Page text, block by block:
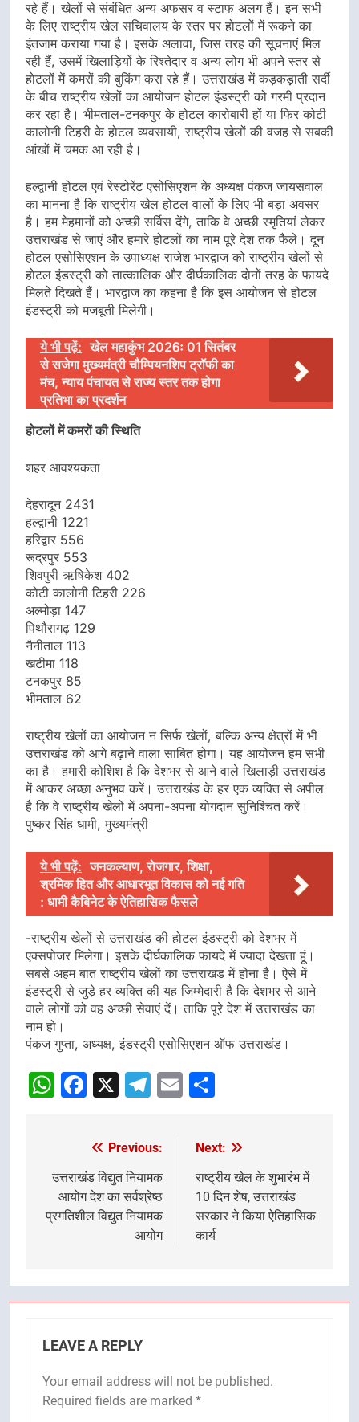
रहे हैं। खेलों से संबंधित अन्य अफसर व स्टाफ अलग हैं। इन सभी
के लिए राष्ट्रीय खेल सचिवालय के स्तर पर होटलों में रूकने का
इंतजाम कराया गया है। इसके अलावा, जिस तरह की सूचनाएं मिल
रही हैं, उसमें खिलाड़ियों के रिश्तेदार व अन्य लोग भी अपने स्तर से
होटलों में कमरों की बुकिंग करा रहे हैं। उत्तराखंड में कड़कड़ाती सर्दी
के बीच राष्ट्रीय खेलों का आयोजन होटल इंडस्ट्री को गरमी प्रदान
कर रहा है। भीमताल-टनकपुर के होटल कारोबारी हों या फिर कोटी
कालोनी टिहरी के होटल व्यवसायी, राष्ट्रीय खेलों की वजह से सबकी
आंखों में चमक आ रही है।
हल्द्वानी होटल एवं रेस्टोरेंट एसोसिएशन के अध्यक्ष पंकज जायसवाल
का मानना है कि राष्ट्रीय खेल होटल वालों के लिए भी बड़ा अवसर
है। हम मेहमानों को अच्छी सर्विस देंगे, ताकि वे अच्छी स्मृतियां लेकर
उत्तराखंड से जाएं और हमारे होटलों का नाम पूरे देश तक फैले। दून
होटल एसोसिएशन के उपाध्यक्ष राजेश भारद्वाज को राष्ट्रीय खेलों से
होटल इंडस्ट्री को तात्कालिक और दीर्घकालिक दोनों तरह के फायदे
मिलते दिखते हैं। भारद्वाज का कहना है कि इस आयोजन से होटल
इंडस्ट्री को मजबूती मिलेगी।
ये भी पढ़ें: खेल महाकुंभ 2026ः 01 सितंबर
से सजेगा मुख्यमंत्री चौम्पियनशिप ट्रॉफी का
मंच, न्याय पंचायत से राज्य स्तर तक होगा
प्रतिभा का प्रदर्शन
होटलों में कमरों की स्थिति
शहर आवश्यकता
देहरादून 2431
हल्द्वानी 1221
हरिद्वार 556
रूद्रपुर 553
शिवपुरी ऋषिकेश 402
कोटी कालोनी टिहरी 226
अल्मोड़ा 147
पिथौरागढ़ 129
नैनीताल 113
खटीमा 118
टनकपुर 85
भीमताल 62
राष्ट्रीय खेलों का आयोजन न सिर्फ खेलों, बल्कि अन्य क्षेत्रों में भी
उत्तराखंड को आगे बढ़ाने वाला साबित होगा। यह आयोजन हम सभी
का है। हमारी कोशिश है कि देशभर से आने वाले खिलाड़ी उत्तराखंड
में आकर अच्छा अनुभव करें। उत्तराखंड के हर एक व्यक्ति से अपील
है कि वे राष्ट्रीय खेलों में अपना-अपना योगदान सुनिश्चित करें।
पुष्कर सिंह धामी, मुख्यमंत्री
ये भी पढ़ें: जनकल्याण, रोजगार, शिक्षा,
श्रमिक हित और आधारभूत विकास को नई गति
: धामी कैबिनेट के ऐतिहासिक फैसले
-राष्ट्रीय खेलों से उत्तराखंड की होटल इंडस्ट्री को देशभर में
एक्सपोजर मिलेगा। इसके दीर्घकालिक फायदे में ज्यादा देखता हूं।
सबसे अहम बात राष्ट्रीय खेलों का उत्तराखंड में होना है। ऐसे में
इंडस्ट्री से जुडे़ हर व्यक्ति की यह जिम्मेदारी है कि देशभर से आने
वाले लोगों को वह अच्छी सेवाएं दें। ताकि पूरे देश में उत्तराखंड का
नाम हो।
पंकज गुप्ता, अध्यक्ष, इंडस्ट्री एसोसिएशन ऑफ उत्तराखंड।
WhatsApp
Facebook
X Telegram
Email
navigation
Previous:
उत्तराखंड विद्युत नियामक
आयोग देश का सर्वश्रेष्ठ
प्रगतिशील विद्युत नियामक
आयोग
Next:
राष्ट्रीय खेल के शुभारंभ में
10 दिन शेष, उत्तराखंड
सरकार ने किया ऐतिहासिक
कार्य
LEAVE A REPLY
Your email address will not be published.
Required fields are marked *